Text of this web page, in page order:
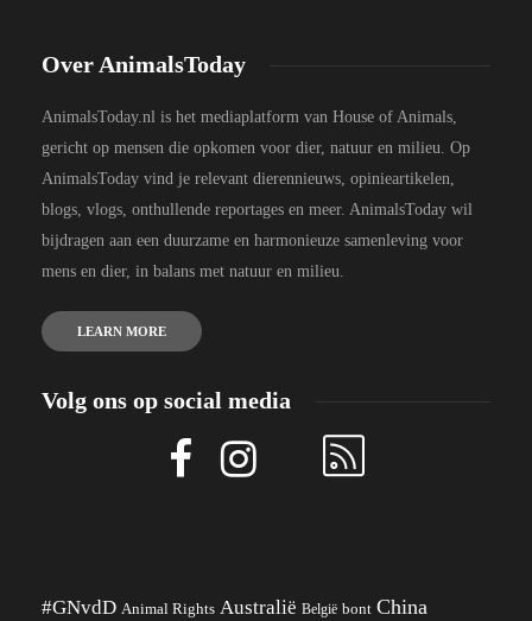
Over AnimalsToday
AnimalsToday.nl is het mediaplatform van House of Animals,
gericht op mensen die opkomen voor dier, natuur en milieu. Op
AnimalsToday vind je relevant dierennieuws, opinieartikelen,
blogs, vlogs, onthullende reportages en meer. AnimalsToday wil
bijdragen aan een duurzame en harmonieuze samenleving voor
mens en dier, in balans met natuur en milieu.
LEARN MORE
Volg ons op social media
#GNvdD Animal Rights Australië België bont China